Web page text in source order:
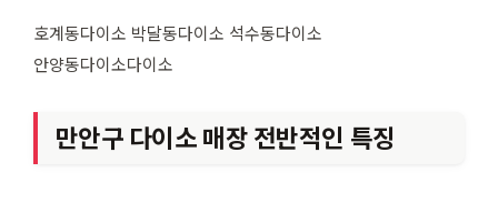
호계동다이소 박달동다이소 석수동다이소
안양동다이소다이소
만안구 다이소 매장 전반적인 특징